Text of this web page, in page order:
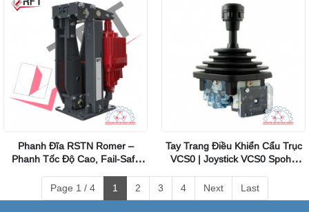
Phanh Đĩa RSTN Romer –
Phanh Tốc Độ Cao, Fail-Safe
Nặng
Tay Trang Điều Khiển Cẩu Trục
VCS0 | Joystick VCS0 Spohn
Page 1 / 4
1 2 3 4 Next Last